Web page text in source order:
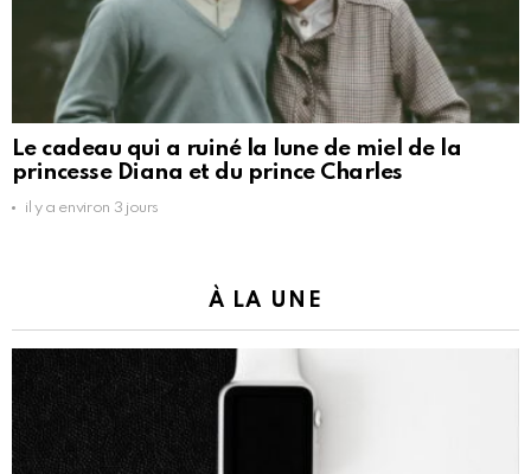
Le cadeau qui a ruiné la lune de miel de la
princesse Diana et du prince Charles
il y a environ 3 jours
À LA UNE